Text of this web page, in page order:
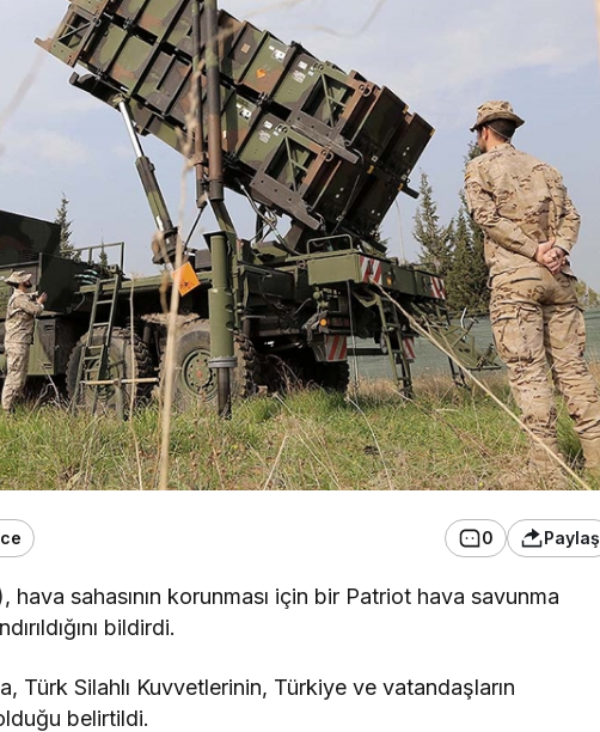
0 Paylaş
hava sahasının korunması için bir Patriot hava savunma
bildirdi.
Türk Silahlı Kuvvetlerinin, Türkiye ve vatandaşların
belirtildi.